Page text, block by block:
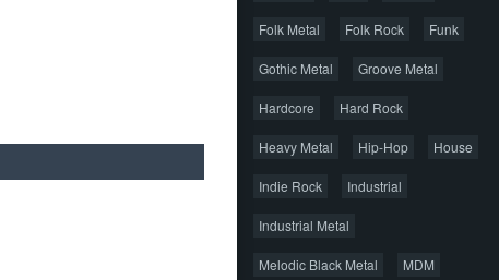
Folk Metal Folk Rock Funk
Gothic Metal Groove Metal
Hardcore Hard Rock
Heavy Metal Hip-Hop House
Indie Rock Industrial
Industrial Metal
Melodic Black Metal MDM